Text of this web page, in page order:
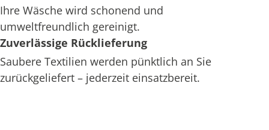
Ihre Wäsche wird schonend und
umweltfreundlich gereinigt.
Zuverlässige Rücklieferung
Saubere Textilien werden pünktlich an Sie
zurückgeliefert – jederzeit einsatzbereit.